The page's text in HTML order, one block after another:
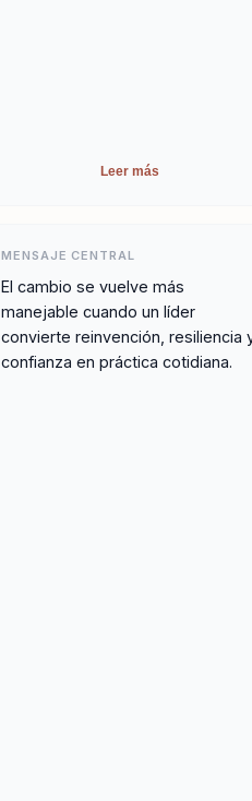
Leer más
MENSAJE CENTRAL
El cambio se vuelve más
manejable cuando un líder
convierte reinvención, resiliencia
confianza en práctica cotidiana.